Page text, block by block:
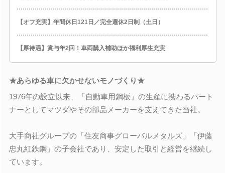
【オフ充実】年間休日121日／完全週休2日制（土日）
【厚待遇】賞与年2回！車両購入補助ほか福利厚生充実
★あらゆる車に欠かせないモノづくり★
1976年の設立以来、「自動車用鋼板」の生産に携わるパート
ナーとしてマツダやその部品メーカーを支えてきた当社。
大手商社グループの「住友商事グローバルメタルズ」「伊藤
忠丸紅鉄鋼」の子会社であり、安定した取引と経営を継続し
ています。